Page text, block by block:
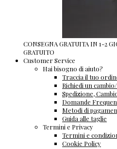
CONSEGNA GRATUITA IN 1-2
GRATUITO
Customer Service
Hai bisogno di aiuto?
Traccia il tuo
Richiedi un
Spedizione,
Domande
Metodi di
Guida alle taglie
Termini e Privacy
Termini e
Cookie Policy